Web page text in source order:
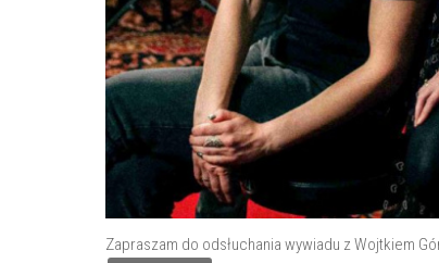
Zapraszam do odsłuchania wywiadu z Wojtkiem